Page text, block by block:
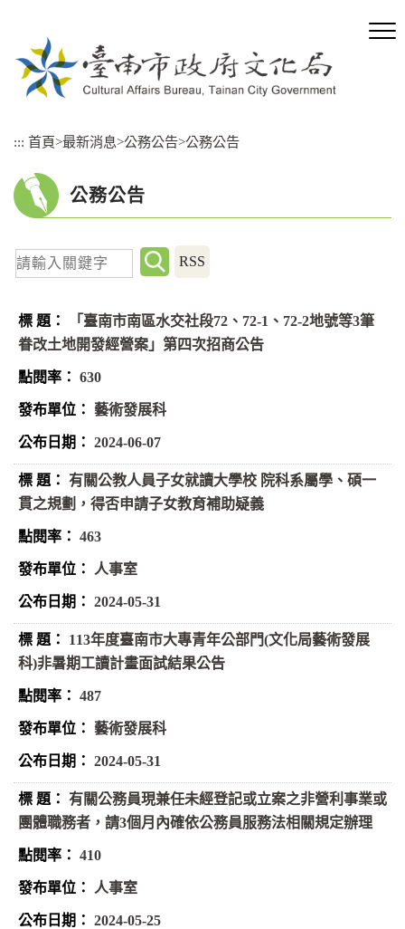
::: 首頁>最新消息>公務公告>公務公告
公務公告
關
鍵
查
詢
RSS
「臺南市南區水交社段72、72-1、72-2地號等3筆
眷改土地開發經營案」第四次招商公告
630
藝術發展科
2024-06-07
有關公教人員子女就讀大學校 院科系屬學、碩一
貫之規劃，得否申請子女教育補助疑義
463
人事室
2024-05-31
113年度臺南市大專青年公部門(文化局藝術發展
科)非暑期工讀計畫面試結果公告
487
藝術發展科
2024-05-31
有關公務員現兼任未經登記或立案之非營利事業或
團體職務者，請3個月內確依公務員服務法相關規定辦理
410
人事室
2024-05-25